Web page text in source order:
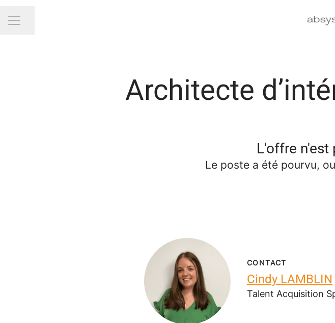
Menu carrière
Partager la page
Architecte
L'offre n'est
Le poste a été pourvu,
CONTACT
Cindy LAMBLIN
Talent Acquisition